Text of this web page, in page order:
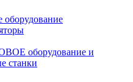
оборудование
оборудование и
станки